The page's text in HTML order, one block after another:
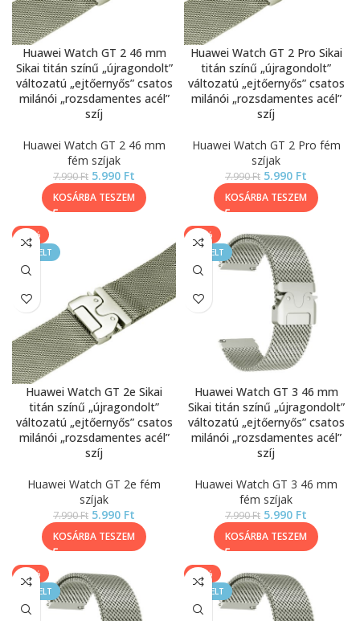
Huawei Watch GT 2 46 mm
Sikai titán színű „újragondolt”
változatú „ejtőernyős” csatos
milánói „rozsdamentes acél”
szíj
Huawei Watch GT 2 46 mm
fém szíjak
7.990Ft 5.990 Ft
KOSÁRBA TESZEM
Huawei Watch GT 2 Pro Sikai
titán színű „újragondolt”
változatú „ejtőernyős” csatos
milánói „rozsdamentes acél”
szíj
Huawei Watch GT 2 Pro fém
szíjak
7.990Ft 5.990 Ft
KOSÁRBA TESZEM
-25%
KIEMELT
Huawei Watch GT 2e Sikai
titán színű „újragondolt”
változatú „ejtőernyős” csatos
milánói „rozsdamentes acél”
szíj
Huawei Watch GT 2e fém
szíjak
7.990Ft 5.990 Ft
KOSÁRBA TESZEM
-25%
KIEMELT
Huawei Watch GT 3 46 mm
Sikai titán színű „újragondolt”
változatú „ejtőernyős” csatos
milánói „rozsdamentes acél”
szíj
Huawei Watch GT 3 46 mm
fém szíjak
7.990Ft 5.990 Ft
KOSÁRBA TESZEM
-25%
KIEMELT
-25%
KIEMELT